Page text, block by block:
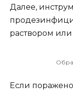
Далее,
раствором
Если поражено